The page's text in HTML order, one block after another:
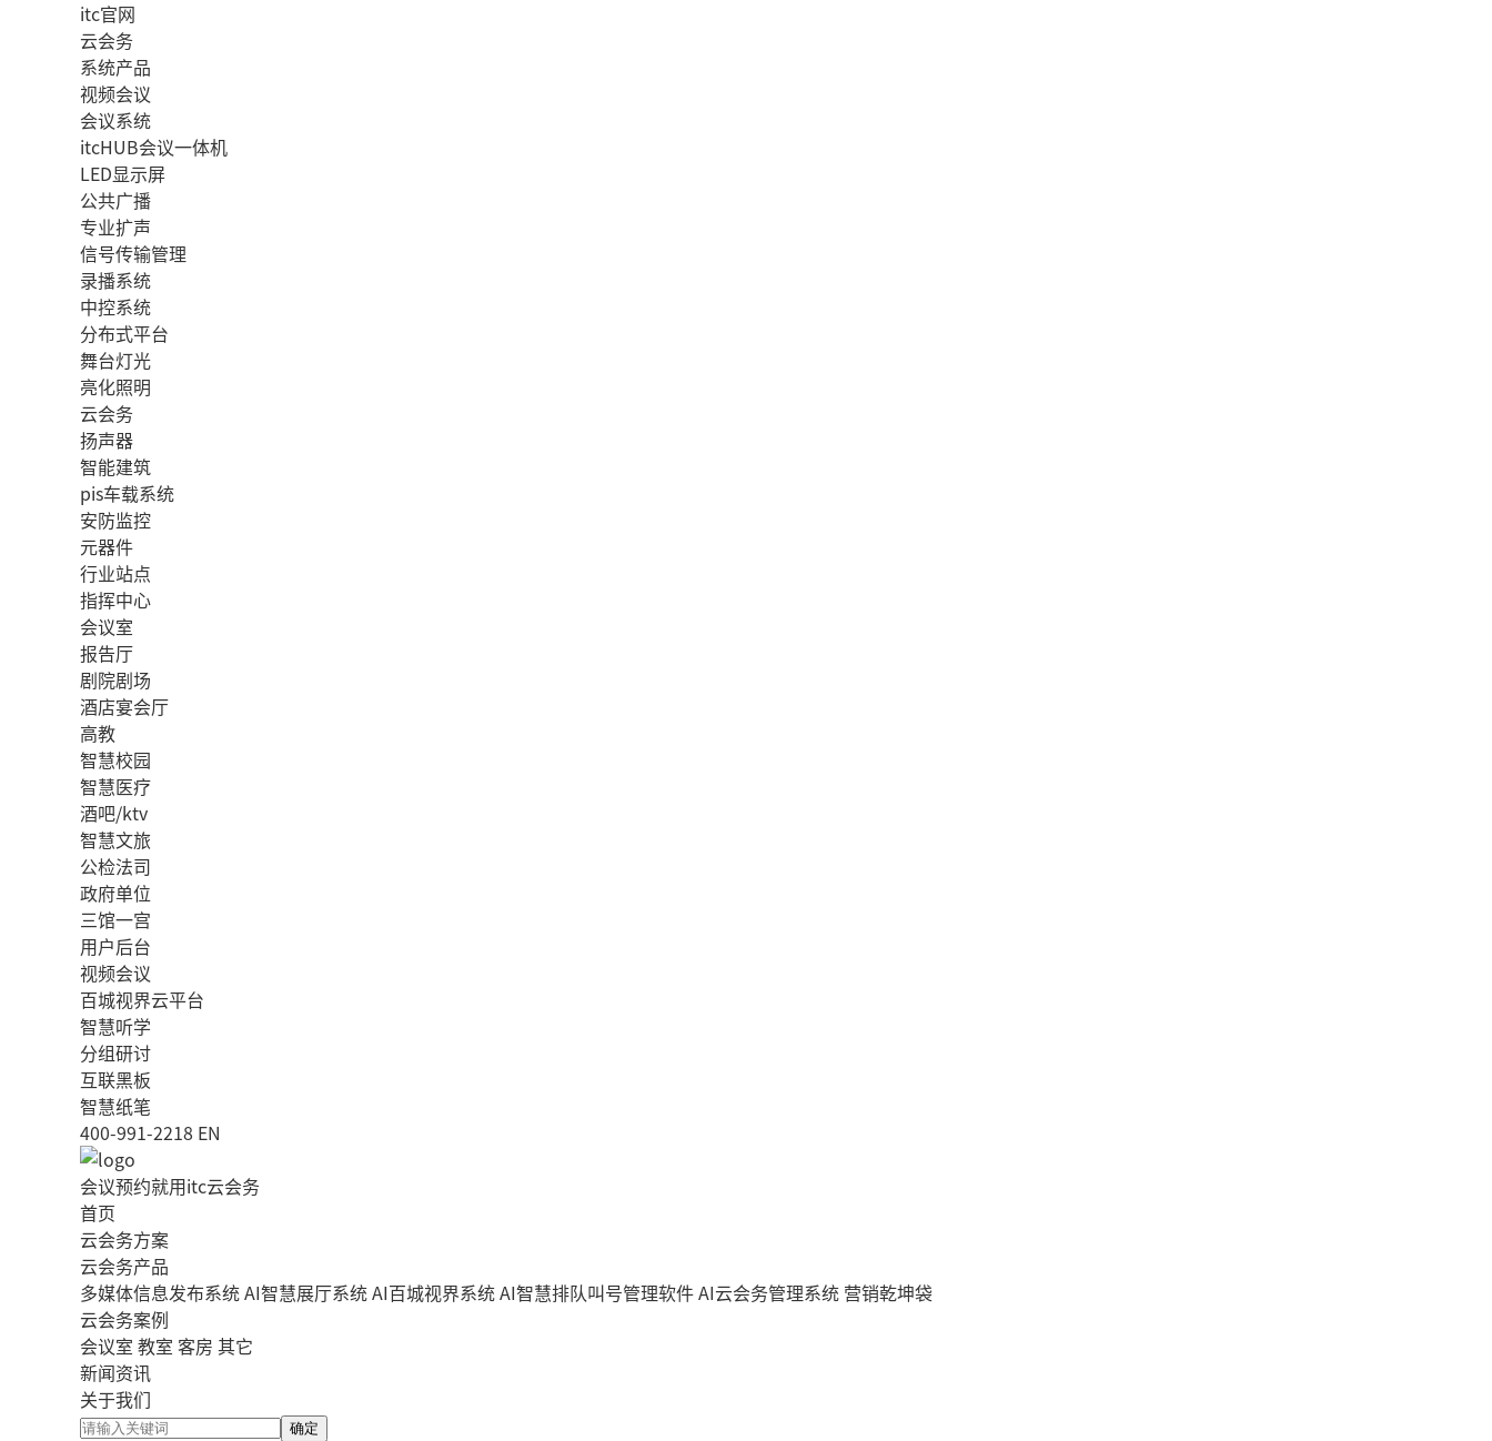
itc官网
云会务
系统产品
视频会议
会议系统
itcHUB会议一体机
LED显示屏
公共广播
专业扩声
信号传输管理
录播系统
中控系统
分布式平台
舞台灯光
亮化照明
云会务
扬声器
智能建筑
pis车载系统
安防监控
元器件
行业站点
指挥中心
会议室
报告厅
剧院剧场
酒店宴会厅
高教
智慧校园
智慧医疗
酒吧/ktv
智慧文旅
公检法司
政府单位
三馆一宫
用户后台
视频会议
百城视界云平台
智慧听学
分组研讨
互联黑板
智慧纸笔
400-991-2218 EN
会议预约就用itc云会务
首页
云会务方案
云会务产品
多媒体信息发布系统AI智慧展厅系统AI百城视界系统AI智慧排队叫号管理软件AI云会务管理系统 营销乾坤袋
云会务案例
会议室 教室 客房 其它
新闻资讯
关于我们
确定